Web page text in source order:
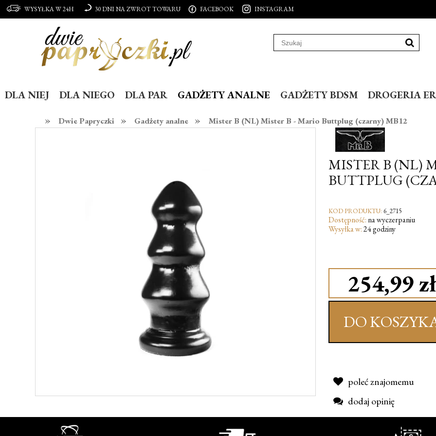
DLA NIEJ DLA NIEGO DLA PAR GADŻETY ANALNE GADŻETY BDSM
DROGERIA
»
Dwie Papryczki » Gadżety analne » Mister B (NL) Mister B - Mario Buttplug (czarny) MB12
WYSYŁKA W 24H 30 DNI NA ZWROT TOWARU FACEBOOK INSTAGRAM
MISTER B (NL)
BUTTPLUG
KOD PRODUKTU: 6_2715
Dostępność: na wyczerpaniu
Wysyłka w:24 godziny
254,99 zł
DO
poleć znajomemu
dodaj opinię